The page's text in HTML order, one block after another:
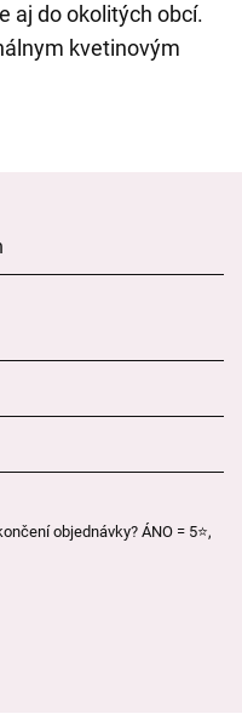
aj do okolitých obcí.
kvetinovým
objednávky? ÁNO = 5⭐,